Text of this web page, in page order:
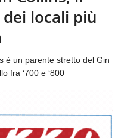
locali più
è un parente stretto del Gin
fra ‘700 e ‘800